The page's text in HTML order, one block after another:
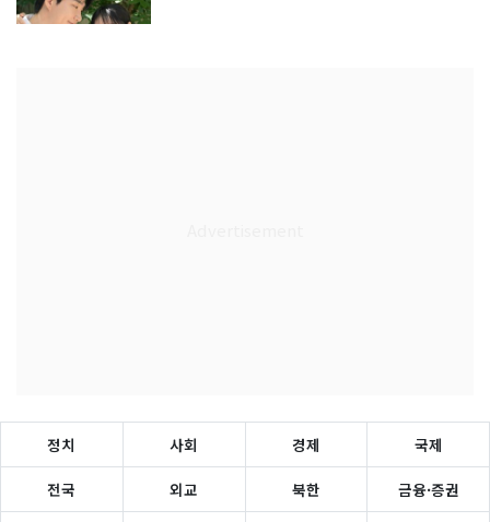
정치 사회 경제 국제
전국 외교 북한 금융·증권